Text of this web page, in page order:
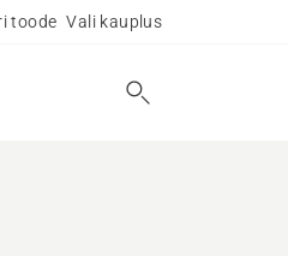
toode Vali kauplus